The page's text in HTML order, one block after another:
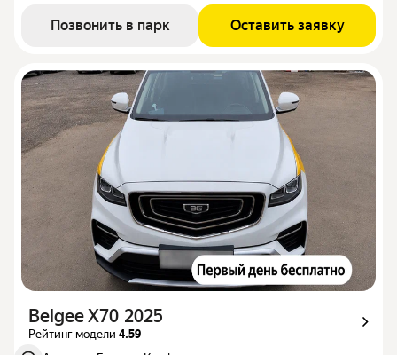
Позвонить в парк Оставить заявку
Belgee X70 2025
Рейтинг модели 4.59